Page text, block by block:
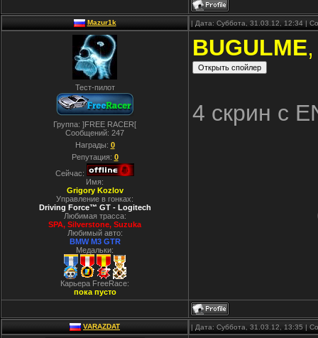
Mazur1k | Дата: Суббота, 31.03.12, 12:34 |
Тест-пилот
Группа: ]FREE RACER[
Сообщений: 247
Награды: 0
Репутация: 0
Сейчас:
Имя:
Grigory Kozlov
Управление в гонках:
Driving Force™ GT - Logitech
Любимая трасса:
SPA, Silverstone, Suzuka
Любимый авто:
BMW M3 GTR
Медальки:
Карьера FreeRace:
пока пусто
BUGULME,
4 скрин с
VARAZDAT | Дата: Суббота, 31.03.12, 13:35 |